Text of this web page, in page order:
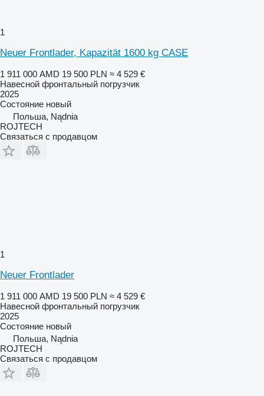
1
Neuer Frontlader, Kapazität 1600 kg CASE
1 911 000 AMD 19 500 PLN ≈ 4 529 €
Навесной фронтальный погрузчик
2025
Состояние новый
Польша, Nądnia
ROJTECH
Связаться с продавцом
1
Neuer Frontlader
1 911 000 AMD 19 500 PLN ≈ 4 529 €
Навесной фронтальный погрузчик
2025
Состояние новый
Польша, Nądnia
ROJTECH
Связаться с продавцом